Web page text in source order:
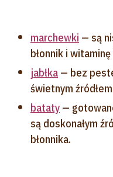
marchewki — są
błonnik i witaminę
jabłka — bez
świetnym
bataty —
są doskonałym
błonnika.